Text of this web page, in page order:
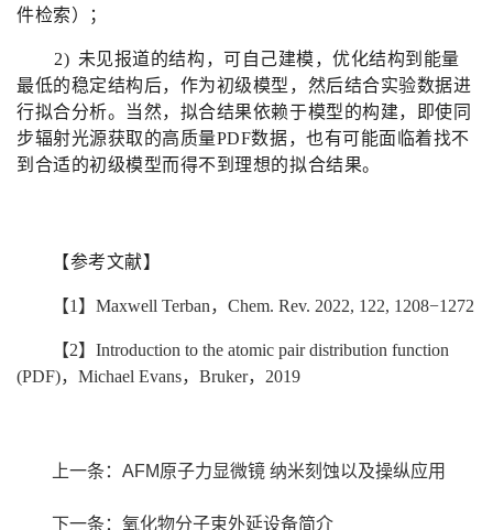
件检索）；
2) 未见报道的结构，可自己建模，优化结构到能量
最低的稳定结构后，作为初级模型，然后结合实验数据进
行拟合分析。当然，拟合结果依赖于模型的构建，即使同
步辐射光源获取的高质量PDF数据，也有可能面临着找不
到合适的初级模型而得不到理想的拟合结果。
【参考文献】
【1 】 Maxwell Terban， Chem. Rev. 2022, 122, 1208−1272
【2】 Introduction to the atomic pair distribution function
(PDF)， Michael Evans， Bruker， 2019
上一条： AFM原子力显微镜 纳米刻蚀以及操纵应用
下一条： 氧化物分子束外延设备简介